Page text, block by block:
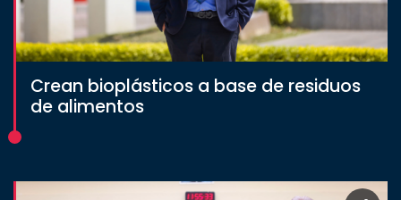
Crean bioplásticos a base de residuos
de alimentos